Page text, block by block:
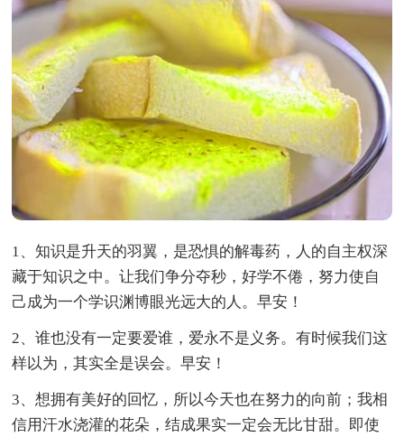
1、知识是升天的羽翼，是恐惧的解毒药，人的自主权深
藏于知识之中。让我们争分夺秒，好学不倦，努力使自
己成为一个学识渊博眼光远大的人。早安！
2、谁也没有一定要爱谁，爱永不是义务。有时候我们这
样以为，其实全是误会。早安！
3、想拥有美好的回忆，所以今天也在努力的向前；我相
信用汗水浇灌的花朵，结成果实一定会无比甘甜。即使